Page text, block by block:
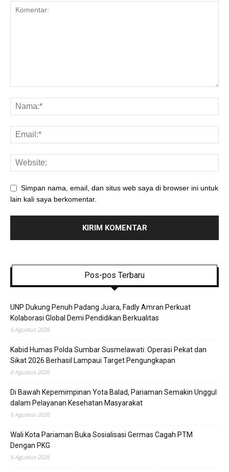
Simpan nama, email, dan situs web saya di browser ini untuk
lain kali saya berkomentar.
Pos-pos Terbaru
UNP Dukung Penuh Padang Juara, Fadly Amran Perkuat
Kolaborasi Global Demi Pendidikan Berkualitas
6 Agustus 2026
Kabid Humas Polda Sumbar Susmelawati: Operasi Pekat dan
Sikat 2026 Berhasil Lampaui Target Pengungkapan
6 Agustus 2026
Di Bawah Kepemimpinan Yota Balad, Pariaman Semakin Unggul
dalam Pelayanan Kesehatan Masyarakat
6 Agustus 2026
Wali Kota Pariaman Buka Sosialisasi Germas Cagah PTM
Dengan PKG
6 Agustus 2026